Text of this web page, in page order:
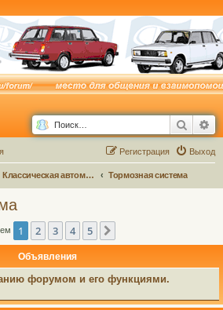
Поиск
Выход
Регистрация
Классическая автомастерская Тормозная система
1 2 3 4 5
Объявления
форумом и его функциями.